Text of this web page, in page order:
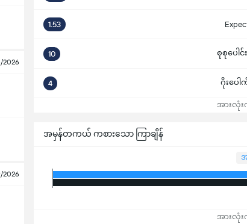
2026
2026
1.53
10 စုစုပေါင်
4 ဂိုးပေ
အားလုံ
အမှန်တကယ် ကစားသော ကြာချိန်
အားလုံ